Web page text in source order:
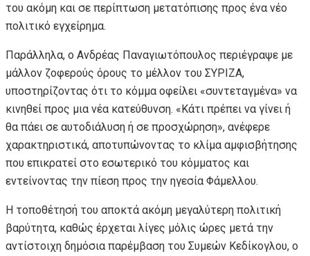
του ακόμη και σε περίπτωση μετατόπισης προς ένα νέο
πολιτικό εγχείρημα.
Παράλληλα, ο Ανδρέας Παναγιωτόπουλος περιέγραψε με
μάλλον ζοφερούς όρους το μέλλον του ΣΥΡΙΖΑ,
υποστηρίζοντας ότι το κόμμα οφείλει «συντεταγμένα» να
κινηθεί προς μια νέα κατεύθυνση. «Κάτι πρέπει να γίνει ή
θα πάει σε αυτοδιάλυση ή σε προσχώρηση», ανέφερε
χαρακτηριστικά, αποτυπώνοντας το κλίμα αμφισβήτησης
που επικρατεί στο εσωτερικό του κόμματος και
εντείνοντας την πίεση προς την ηγεσία Φάμελλου.
Η τοποθέτησή του αποκτά ακόμη μεγαλύτερη πολιτική
βαρύτητα, καθώς έρχεται λίγες μόλις ώρες μετά την
αντίστοιχη δημόσια παρέμβαση του Συμεών Κεδίκογλου, ο